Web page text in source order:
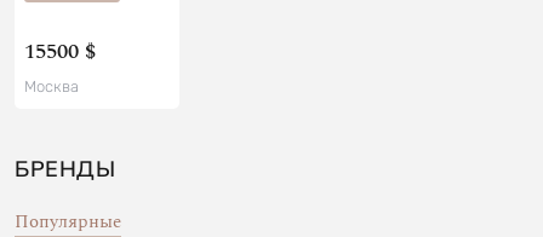
15500 $
Москва
БРЕНДЫ
Популярные